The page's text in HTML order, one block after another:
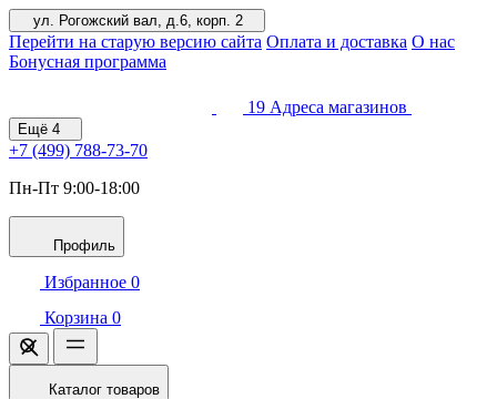
ул. Рогожский вал, д.6, корп. 2
Перейти на старую версию сайта Оплата и доставка О нас
Бонусная программа
19 Адреса магазинов
Ещё 4
+7 (499) 788-73-70
Пн-Пт 9:00-18:00
Профиль
Избранное 0
Корзина 0
Каталог товаров